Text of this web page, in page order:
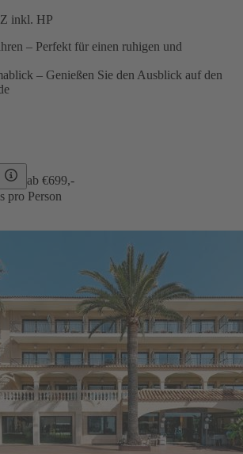
inkl. HP
– Perfekt für einen ruhigen und
– Genießen Sie den Ausblick auf den
ab €699,-
pro Person